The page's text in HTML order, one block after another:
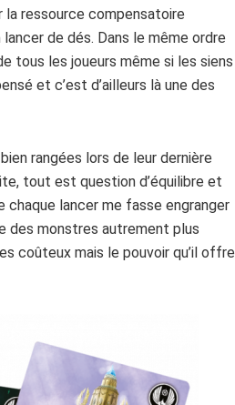
la ressource compensatoire
de dés. Dans le même ordre
tous les joueurs même si les siens
et c’est d’ailleurs là une des
rangées lors de leur dernière
tout est question d’équilibre et
chaque lancer me fasse engranger
des monstres autrement plus
coûteux mais le pouvoir qu’il offre